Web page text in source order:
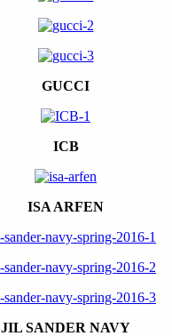
GUCCI
ICB
ISA ARFEN
JIL SANDER NAVY